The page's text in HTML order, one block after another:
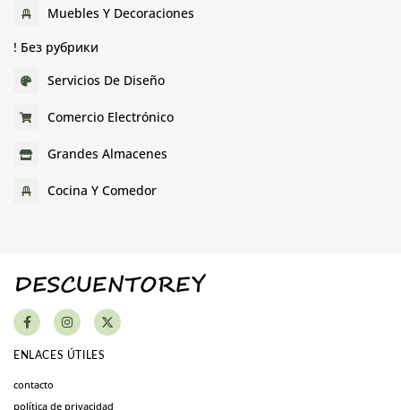
Muebles Y Decoraciones
! Без рубрики
Servicios De Diseño
Comercio Electrónico
Grandes Almacenes
Cocina Y Comedor
ENLACES ÚTILES
contacto
política de privacidad